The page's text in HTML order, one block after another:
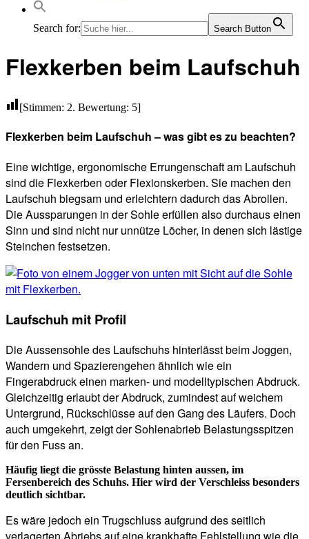
Search for: Search Button
Flexkerben beim Laufschuh
[Stimmen: 2. Bewertung: 5]
Flexkerben beim Laufschuh – was gibt es zu beachten?
Eine wichtige, ergonomische Errungenschaft am Laufschuh
sind die Flexkerben oder Flexionskerben. Sie machen den
Laufschuh biegsam und erleichtern dadurch das Abrollen.
Die Aussparungen in der Sohle erfüllen also durchaus einen
Sinn und sind nicht nur unnütze Löcher, in denen sich lästige
Steinchen festsetzen.
Laufschuh mit Profil
Die Aussensohle des Laufschuhs hinterlässt beim Joggen,
Wandern und Spazierengehen ähnlich wie ein
Fingerabdruck einen marken- und modelltypischen Abdruck.
Gleichzeitig erlaubt der Abdruck, zumindest auf weichem
Untergrund, Rückschlüsse auf den Gang des Läufers. Doch
auch umgekehrt, zeigt der Sohlenabrieb Belastungsspitzen
für den Fuss an.
Häufig liegt die grösste Belastung hinten aussen, im
Fersenbereich des Schuhs. Hier wird der Verschleiss besonders
deutlich sichtbar.
Es wäre jedoch ein Trugschluss aufgrund des seitlich
verlagerten Abriebs auf eine krankhafte Fehlstellung wie die